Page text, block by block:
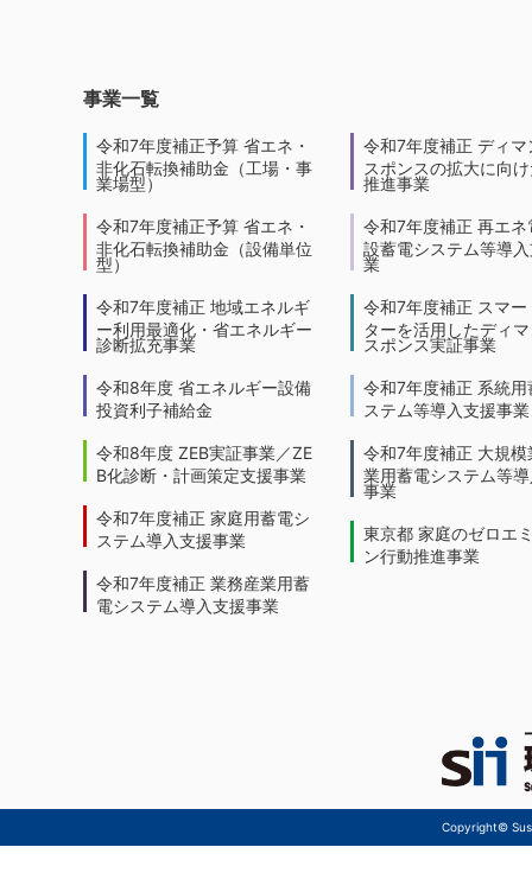
事業一覧
令和7年度補正予算 省エネ・
非化石転換補助金（工場・事
業場型）
令和7年度補正予算 省エネ・
非化石転換補助金（設備単位
型）
令和7年度補正 地域エネルギ
ー利用最適化・省エネルギー
診断拡充事業
令和8年度 省エネルギー設備
投資利子補給金
令和8年度 ZEB実証事業／ZE
B化診断・計画策定支援事業
令和7年度補正 家庭用蓄電シ
ステム導入支援事業
令和7年度補正 業務産業用蓄
電システム導入支援事業
令和7年度補正 ディマ
スポンスの拡大に向
推進事業
令和7年度補正 再エネ
設蓄電システム等導
業
令和7年度補正 スマー
ターを活用したディ
スポンス実証事業
令和7年度補正 系統用
ステム等導入支援事業
令和7年度補正 大規模
業用蓄電システム等
事業
東京都 家庭のゼロエ
ン行動推進事業
Copyright©